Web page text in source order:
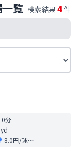
覧 検索結果4件
分
8.0円/球〜